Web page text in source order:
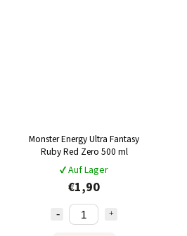
Monster Energy Ultra Fantasy
Ruby Red Zero 500 ml
✔ Auf Lager
€1,90